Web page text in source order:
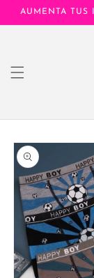
directamente
al contenido
AUMENTA TUS
directamente
a la
información
del producto